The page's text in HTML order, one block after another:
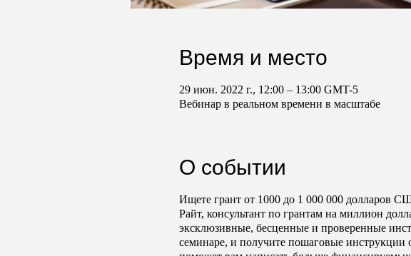
Время и место
29 июн. 2022 г., 12:00 – 13:00 GMT-5
Вебинар в реальном времени в масштабе
О событии
Ищете грант от 1000 до 1 000 000 долларов
Райт, консультант по грантам на миллион
эксклюзивные, бесценные и проверенные
семинаре, и получите пошаговые инструкции